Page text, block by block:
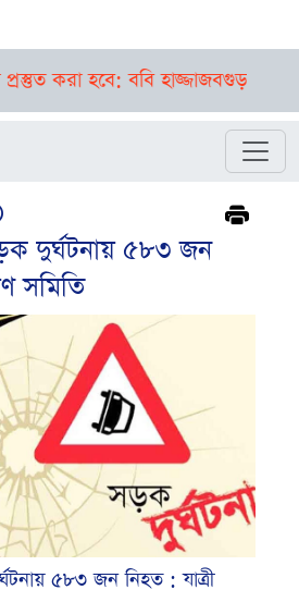
হবে: ববি হাজ্জাজবগুড়া-সিলেটে
দুর্ঘটনায় ৫৮৩ জন
সমিতি
৫৮৩ জন নিহত : যাত্রী